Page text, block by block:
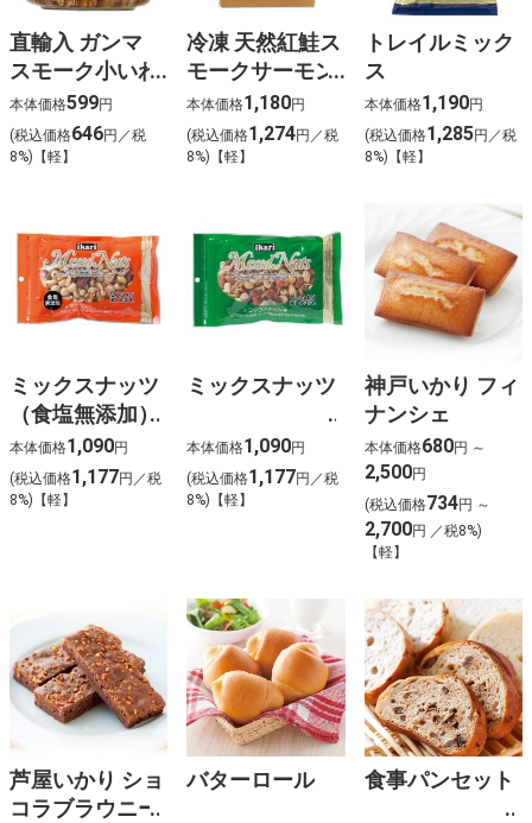
直輸入 ガンマ
スモーク小いわ
しのオリーブオ
イル漬
本体価格599円
(税込価格646円／税
8%)【軽】
冷凍 天然紅鮭ス
モークサーモン
お徳用 (110g)
本体価格1,180円
(税込価格1,274円／税
8%)【軽】
トレイルミック
ス
本体価格1,190円
(税込価格1,285円／税
8%)【軽】
ミックスナッツ
（食塩無添加）
本体価格1,090円
(税込価格1,177円／税
8%)【軽】
ミックスナッツ
本体価格1,090円
(税込価格1,177円／税
8%)【軽】
神戸いかり フィ
ナンシェ
本体価格680円 ～
2,500円
(税込価格734円 ～
2,700円 ／税8%)
【軽】
芦屋いかり ショ
コラブラウニー
バターロール 食事パンセット